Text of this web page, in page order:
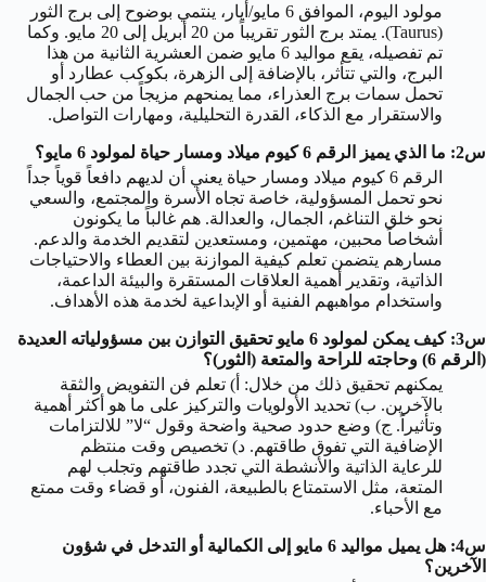
مولود اليوم، الموافق 6 مايو/أيار، ينتمي بوضوح إلى برج الثور
(Taurus). يمتد برج الثور تقريباً من 20 أبريل إلى 20 مايو. وكما
تم تفصيله، يقع مواليد 6 مايو ضمن العشرية الثانية من هذا
البرج، والتي تتأثر، بالإضافة إلى الزهرة، بكوكب عطارد أو
تحمل سمات برج العذراء، مما يمنحهم مزيجاً من حب الجمال
والاستقرار مع الذكاء، القدرة التحليلية، ومهارات التواصل.
س2: ما الذي يميز الرقم 6 كيوم ميلاد ومسار حياة لمولود 6 مايو؟
الرقم 6 كيوم ميلاد ومسار حياة يعني أن لديهم دافعاً قوياً جداً
نحو تحمل المسؤولية، خاصة تجاه الأسرة والمجتمع، والسعي
نحو خلق التناغم، الجمال، والعدالة. هم غالباً ما يكونون
أشخاصاً محبين، مهتمين، ومستعدين لتقديم الخدمة والدعم.
مسارهم يتضمن تعلم كيفية الموازنة بين العطاء والاحتياجات
الذاتية، وتقدير أهمية العلاقات المستقرة والبيئة الداعمة،
واستخدام مواهبهم الفنية أو الإبداعية لخدمة هذه الأهداف.
س3: كيف يمكن لمولود 6 مايو تحقيق التوازن بين مسؤولياته العديدة
(الرقم 6) وحاجته للراحة والمتعة (الثور)؟
يمكنهم تحقيق ذلك من خلال: أ) تعلم فن التفويض والثقة
بالآخرين. ب) تحديد الأولويات والتركيز على ما هو أكثر أهمية
وتأثيراً. ج) وضع حدود صحية واضحة وقول “لا” للالتزامات
الإضافية التي تفوق طاقتهم. د) تخصيص وقت منتظم
للرعاية الذاتية والأنشطة التي تجدد طاقتهم وتجلب لهم
المتعة، مثل الاستمتاع بالطبيعة، الفنون، أو قضاء وقت ممتع
مع الأحباء.
س4: هل يميل مواليد 6 مايو إلى الكمالية أو التدخل في شؤون
الآخرين؟